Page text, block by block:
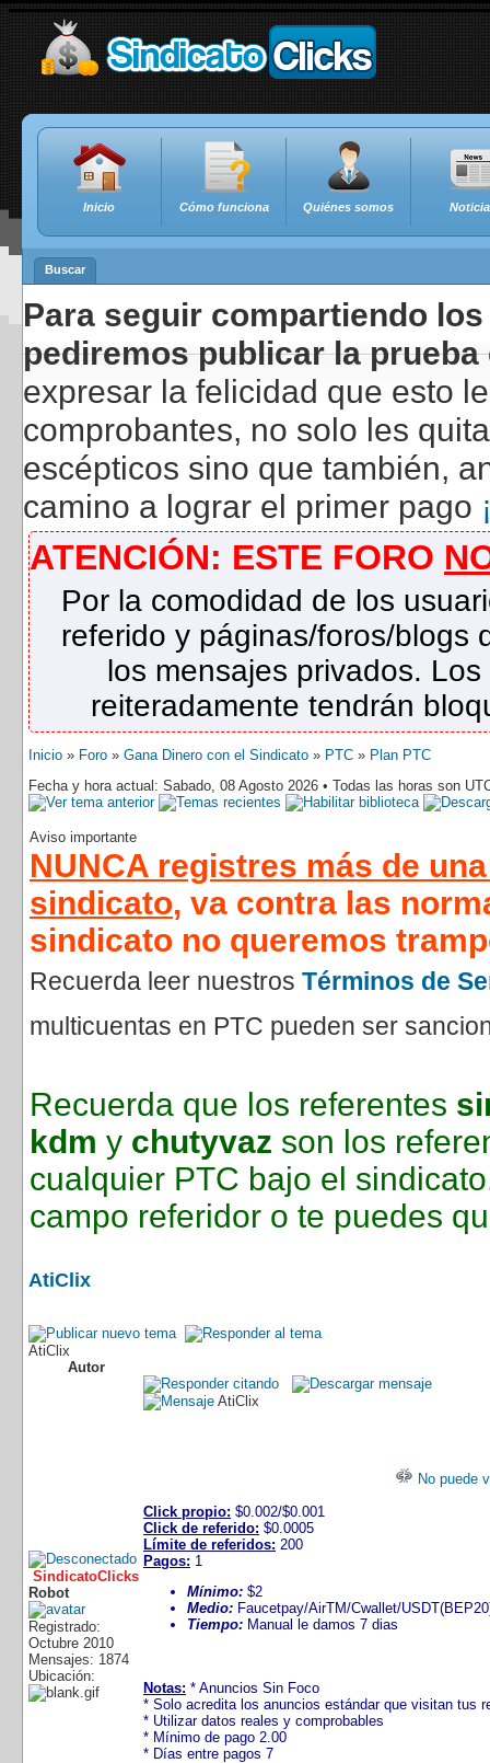
Inicio Cómo funciona Quiénes somos
Buscar
Para seguir compartiendo
pediremos publicar la
expresar la felicidad que esto
comprobantes, no solo les
escépticos sino que también,
camino a lograr el primer pago
ATENCIÓN: ESTE FORO
Por la comodidad de los
referido y páginas/foros/blogs
los mensajes privados.
reiteradamente tendrán
Inicio » Foro » Gana Dinero con el Sindicato » PTC » Plan PTC
Fecha y hora actual: Sabado, 08 Agosto 2026 • Todas las horas son
Aviso importante
NUNCA registres más de
sindicato, va contra las
sindicato no queremos
Recuerda leer nuestros Términos de
multicuentas en PTC pueden ser
Recuerda que los referentes
kdm y chutyvaz son los
cualquier PTC bajo el
campo referidor o te puedes
AtiClix
AtiClix
Autor
SindicatoClicks
Robot
Registrado:
Octubre 2010
Mensajes: 1874
Ubicación:
AtiClix
No puede
Click propio: $0.002/$0.001
Click de referido: $0.0005
Límite de referidos: 200
Pagos: 1
Mínimo: $2
Medio: Faucetpay/AirTM/Cwallet/
Tiempo: Manual le damos 7 dias
Notas: * Anuncios Sin Foco
* Solo acredita los anuncios estándar que visitan tus
* Utilizar datos reales y comprobables
* Mínimo de pago 2.00
* Días entre pagos 7